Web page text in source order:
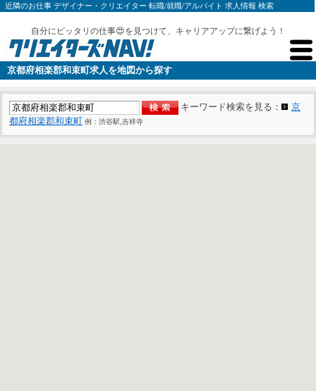
近隣のお仕事 デザイナー・クリエイター 転職/就職/アルバイト 求人情報 検索
自分にピッタリの仕事😍を見つけて、キャリアアップに繋げよう！
京都府相楽郡和束町求人を地図から探す
キーワード検索を見る：
京
都府相楽郡和束町 例：渋谷駅,吉祥寺